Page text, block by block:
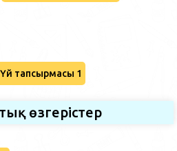
Үй тапсырмасы 1
өзгерістер